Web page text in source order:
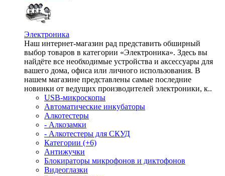
Электроника
Наш интернет-магазин рад представить обширный
выбор товаров в категории «Электроника». Здесь вы
найдёте все необходимые устройства и аксессуары для
вашего дома, офиса или личного использования. В
нашем магазине представлены самые последние
новинки от ведущих производителей электроники, к..
USB-микроскопы
Автоматические инкубаторы
Алкотестеры
- Алкозамки
- Алкотестеры для СКУД
Категории (+6)
Антижучки
Блокираторы микрофонов и диктофонов
Видеоглазки